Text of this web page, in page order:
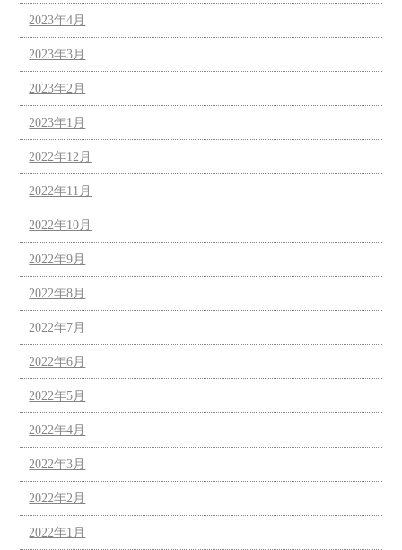
2023年4月
2023年3月
2023年2月
2023年1月
2022年12月
2022年11月
2022年10月
2022年9月
2022年8月
2022年7月
2022年6月
2022年5月
2022年4月
2022年3月
2022年2月
2022年1月